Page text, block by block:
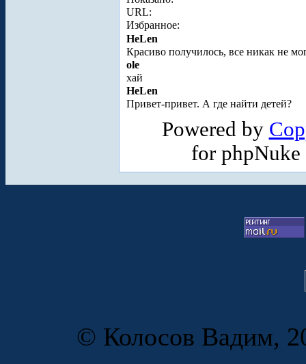
URL:
Избранное:
HeLen
Красиво получилось, все никак не
ole
хай
HeLen
Привет-привет. А где найти детей?
Powered by
for
© Колосов Вадим,